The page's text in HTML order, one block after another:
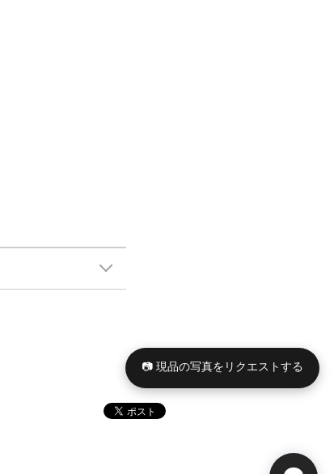
📷 現品の写真をリクエストする